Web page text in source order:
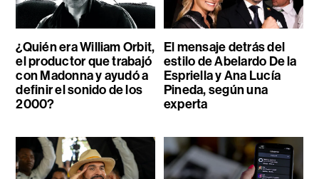
¿Quién era William Orbit,
el productor que trabajó
con Madonna y ayudó a
definir el sonido de los
2000?
El mensaje detrás del
estilo de Abelardo De la
Espriella y Ana Lucía
Pineda, según una
experta